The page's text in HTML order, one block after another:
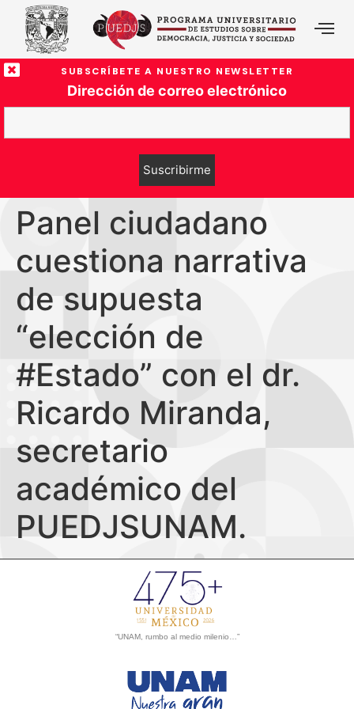
SUBSCRÍBETE A NUESTRO NEWSLETTER
Dirección de correo electrónico
Panel ciudadano
cuestiona narrativa
de supuesta
“elección de
#Estado” con el dr.
Ricardo Miranda,
secretario
académico del
PUEDJSUNAM.
“UNAM, rumbo al medio milenio…”